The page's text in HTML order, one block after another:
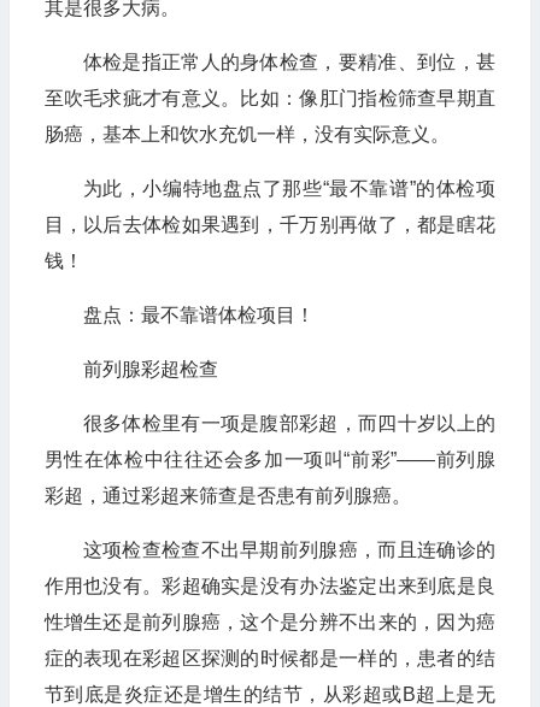
其是很多大病。
体检是指正常人的身体检查，要精准、到位，甚
至吹毛求疵才有意义。比如：像肛门指检筛查早期直
肠癌，基本上和饮水充饥一样，没有实际意义。
为此，小编特地盘点了那些“最不靠谱”的体检项
目，以后去体检如果遇到，千万别再做了，都是瞎花
钱！
盘点：最不靠谱体检项目！
前列腺彩超检查
很多体检里有一项是腹部彩超，而四十岁以上的
男性在体检中往往还会多加一项叫“前彩”——前列腺
彩超，通过彩超来筛查是否患有前列腺癌。
这项检查检查不出早期前列腺癌，而且连确诊的
作用也没有。彩超确实是没有办法鉴定出来到底是良
性增生还是前列腺癌，这个是分辨不出来的，因为癌
症的表现在彩超区探测的时候都是一样的，患者的结
节到底是炎症还是增生的结节，从彩超或B超上是无